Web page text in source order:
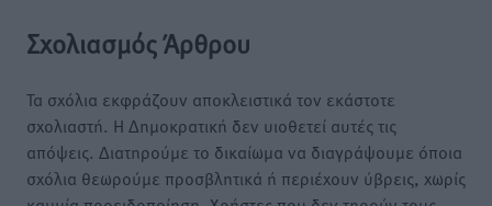
Σχολιασμός Άρθρου
Τα σχόλια εκφράζουν αποκλειστικά τον εκάστοτε
σχολιαστή. Η Δημοκρατική δεν υιοθετεί αυτές τις
απόψεις. Διατηρούμε το δικαίωμα να διαγράψουμε όποια
σχόλια θεωρούμε προσβλητικά ή περιέχουν ύβρεις, χωρίς